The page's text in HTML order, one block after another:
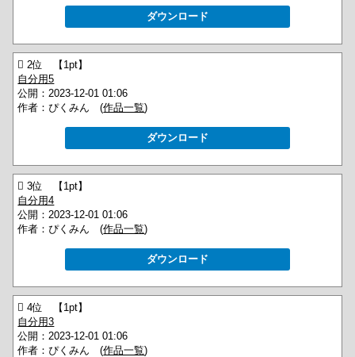
ダウンロード
 2位 【1pt】
自分用5
公開：2023-12-01 01:06
作者：ぴくみん (作品一覧)
ダウンロード
 3位 【1pt】
自分用4
公開：2023-12-01 01:06
作者：ぴくみん (作品一覧)
ダウンロード
 4位 【1pt】
自分用3
公開：2023-12-01 01:06
作者：ぴくみん (作品一覧)